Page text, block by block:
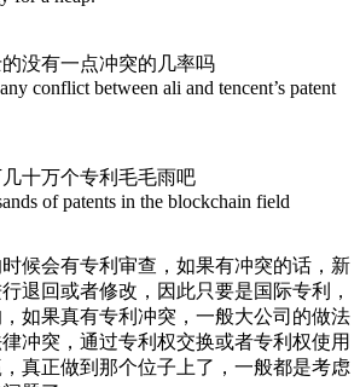
没有一点冲突的几率吗
conflict between ali and tencent’s patent
十万个专利毛毛雨吧
of patents in the blockchain field
候会有专利审查，如果有冲突的话，新
退回或者修改，因此只要是国际专利，
如果真有专利冲突，一般大公司的做法
冲突，通过专利权交换或者专利权使用
真正做到那个位子上了，一般都是考虑